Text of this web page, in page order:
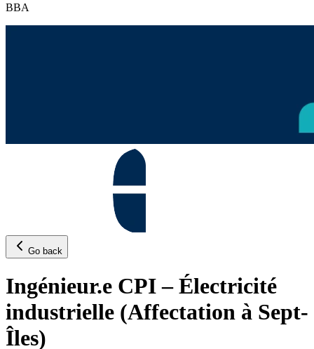
BBA
Go back
Ingénieur.e CPI – Électricité
industrielle (Affectation à Sept-
Îles)